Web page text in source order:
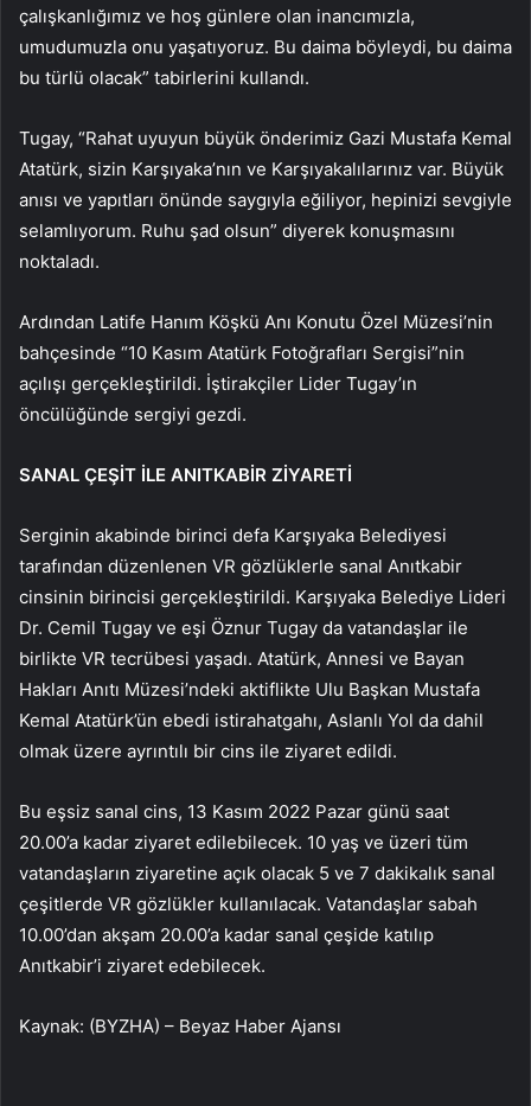
çalışkanlığımız ve hoş günlere olan inancımızla,
umudumuzla onu yaşatıyoruz. Bu daima böyleydi, bu daima
bu türlü olacak” tabirlerini kullandı.
Tugay, “Rahat uyuyun büyük önderimiz Gazi Mustafa Kemal
Atatürk, sizin Karşıyaka’nın ve Karşıyakalılarınız var. Büyük
anısı ve yapıtları önünde saygıyla eğiliyor, hepinizi sevgiyle
selamlıyorum. Ruhu şad olsun” diyerek konuşmasını
noktaladı.
Ardından Latife Hanım Köşkü Anı Konutu Özel Müzesi’nin
bahçesinde “10 Kasım Atatürk Fotoğrafları Sergisi”nin
açılışı gerçekleştirildi. İştirakçiler Lider Tugay’ın
öncülüğünde sergiyi gezdi.
SANAL ÇEŞİT İLE ANITKABİR ZİYARETİ
Serginin akabinde birinci defa Karşıyaka Belediyesi
tarafından düzenlenen VR gözlüklerle sanal Anıtkabir
cinsinin birincisi gerçekleştirildi. Karşıyaka Belediye Lideri
Dr. Cemil Tugay ve eşi Öznur Tugay da vatandaşlar ile
birlikte VR tecrübesi yaşadı. Atatürk, Annesi ve Bayan
Hakları Anıtı Müzesi’ndeki aktiflikte Ulu Başkan Mustafa
Kemal Atatürk’ün ebedi istirahatgahı, Aslanlı Yol da dahil
olmak üzere ayrıntılı bir cins ile ziyaret edildi.
Bu eşsiz sanal cins, 13 Kasım 2022 Pazar günü saat
20.00’a kadar ziyaret edilebilecek. 10 yaş ve üzeri tüm
vatandaşların ziyaretine açık olacak 5 ve 7 dakikalık sanal
çeşitlerde VR gözlükler kullanılacak. Vatandaşlar sabah
10.00’dan akşam 20.00’a kadar sanal çeşide katılıp
Anıtkabir’i ziyaret edebilecek.
Kaynak: (BYZHA) – Beyaz Haber Ajansı